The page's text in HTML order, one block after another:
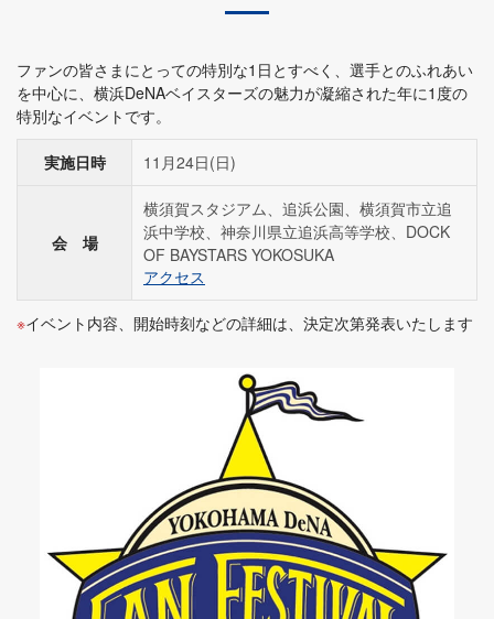
ファンの皆さまにとっての特別な1日とすべく、選手とのふれあい
を中心に、横浜DeNAベイスターズの魅力が凝縮された年に1度の
特別なイベントです。
実施日時 11月24日(日)
会 場
横須賀スタジアム、追浜公園、横須賀市立追
浜中学校、神奈川県立追浜高等学校、DOCK
OF BAYSTARS YOKOSUKA
アクセス
イベント内容、開始時刻などの詳細は、決定次第発表いたします